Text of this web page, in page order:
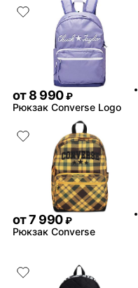
от8 990 ₽
Рюкзак Converse Logo
от7 990 ₽
Рюкзак Converse